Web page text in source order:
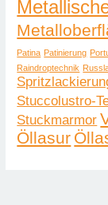
Patina Patinierung
Raindroptechnik
Stuccolustro-
Stuckmarmor
Öllasur